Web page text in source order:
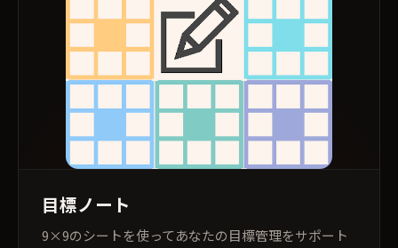
目標ノート
9×9のシートを使ってあなたの目標管理をサポート